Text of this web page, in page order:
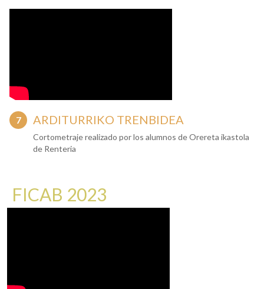
ARDITURRIKO TRENBIDEA
Cortometraje realizado por los alumnos de Orereta ikastola
de Renteria
FICAB 2023